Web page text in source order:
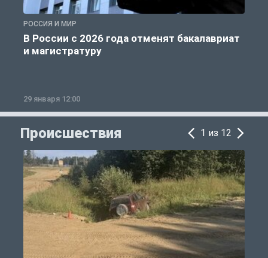
РОССИЯ И МИР
В России с 2026 года отменят бакалавриат
и магистратуру
29 января 12:00
Происшествия 1 из 12